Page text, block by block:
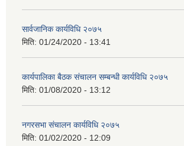
सार्वजानिक कार्यविधि २०७५
मिति: 01/24/2020 - 13:41
कार्यपालिका बैठक संचालन सम्बन्धी कार्यविधि २०७५
मिति: 01/08/2020 - 13:12
नगरसभा संचालन कार्यविधि २०७५
मिति: 01/02/2020 - 12:09